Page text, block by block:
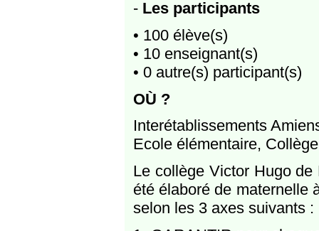
- Les participants
• 100 élève(s)
• 10 enseignant(s)
• 0 autre(s) participant(s)
OÙ ?
Interétablissements
Ecole élémentaire,
Le collège Victor Hugo
été élaboré de maternelle
selon les 3 axes suivants :